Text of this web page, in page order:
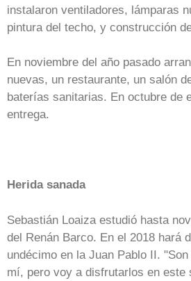
instalaron ventiladores, lámparas
pintura del techo, y construcción
En noviembre del año pasado
nuevas, un restaurante, un salón
baterías sanitarias. En octubre de
entrega.
Herida sanada
Sebastián Loaiza estudió hasta
del Renán Barco. En el 2018 hará
undécimo en la Juan Pablo II.
mí, pero voy a disfrutarlos en este